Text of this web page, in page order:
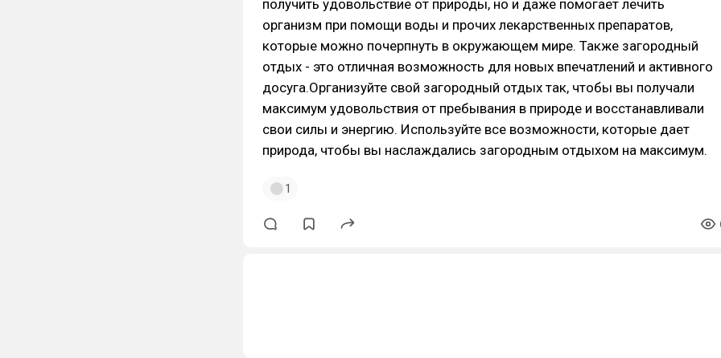
получить удовольствие от природы, но и даже помогает лечить
организм при помощи воды и прочих лекарственных препаратов,
которые можно почерпнуть в окружающем мире. Также загородный
отдых - это отличная возможность для новых впечатлений и активного
досуга.Организуйте свой загородный отдых так, чтобы вы получали
максимум удовольствия от пребывания в природе и восстанавливали
свои силы и энергию. Используйте все возможности, которые дает
природа, чтобы вы наслаждались загородным отдыхом на максимум.
1